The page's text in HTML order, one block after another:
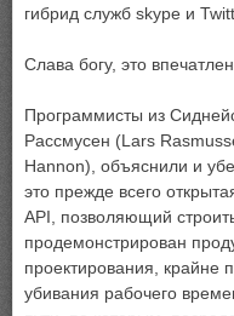
гибрид служб skype и
Слава богу, это
Программисты из
Рассмусен (Lars
Hannon), объяснили и
это прежде всего
API, позволяющий
продемонстрирован
проектирования, крайне
убивания рабочего